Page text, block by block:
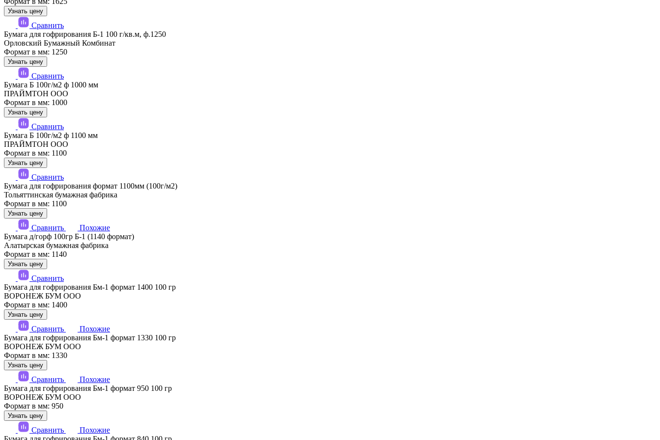
Узнать цену
Сравнить
Бумага для гофрирования Б-1 100 г/кв.м, ф.1250
Орловский Бумажный Комбинат
Формат в мм: 1250
Узнать цену
Сравнить
Бумага Б 100г/м2 ф 1000 мм
ПРАЙМТОН ООО
Формат в мм: 1000
Узнать цену
Сравнить
Бумага Б 100г/м2 ф 1100 мм
ПРАЙМТОН ООО
Формат в мм: 1100
Узнать цену
Сравнить
Бумага для гофрирования формат 1100мм (100г/м2)
Тольяттинская бумажная фабрика
Формат в мм: 1100
Узнать цену
Сравнить
Похожие
Бумага д/горф 100гр Б-1 (1140 формат)
Алатырская бумажная фабрика
Формат в мм: 1140
Узнать цену
Сравнить
Бумага для гофрирования Бм-1 формат 1400 100 гр
ВОРОНЕЖ БУМ ООО
Формат в мм: 1400
Узнать цену
Сравнить
Похожие
Бумага для гофрирования Бм-1 формат 1330 100 гр
ВОРОНЕЖ БУМ ООО
Формат в мм: 1330
Узнать цену
Сравнить
Похожие
Бумага для гофрирования Бм-1 формат 950 100 гр
ВОРОНЕЖ БУМ ООО
Формат в мм: 950
Узнать цену
Сравнить
Похожие